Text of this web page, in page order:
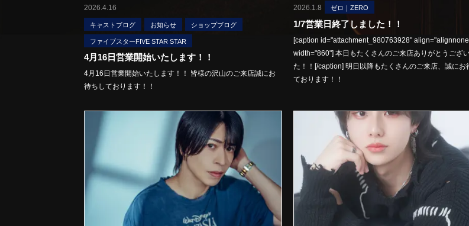
2026.4.16
キャストブログ お知らせ ショップブログ
ファイブスターFIVE STAR STAR
4月16日営業開始いたします！！
4月16日営業開始いたします！！ 皆様の沢山のご来店誠にお
待ちしております！！
2026.1.8 ゼロ｜ZERO
1/7営業日終了しました！！
[caption id="attachment_980763928"
width="860"] 本日もたくさんのご来店ありがとうござ
た！！[/caption] 明日以降もたくさんのご来店、誠にお
ております！！